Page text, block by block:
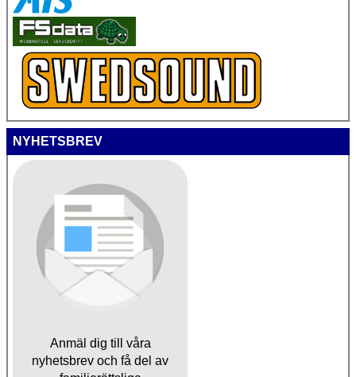
NYHETSBREV
Anmäl dig till våra
nyhetsbrev och få del av